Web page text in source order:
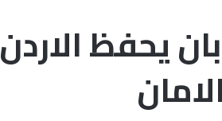
يحفظ الاردن